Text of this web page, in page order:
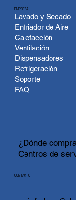
EMPRESA
Lavado y Secado
Enfriador de Aire
Calefacción
Ventilación
Dispensadores
Refrigeración
Soporte
FAQ
¿Dónde
Centros de
CONTACTO